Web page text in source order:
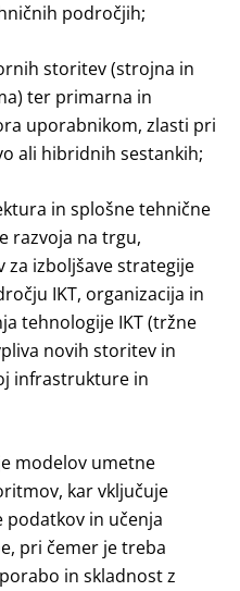
področjih;
storitev (strojna in
ter primarna in
uporabnikom, zlasti pri
ali hibridnih sestankih;
in splošne tehnične
razvoja na trgu,
za izboljšave strategije
IKT, organizacija in
tehnologije IKT (tržne
novih storitev in
infrastrukture in
modelov umetne
kar vključuje
in učenja
pri čemer je treba
in skladnost z